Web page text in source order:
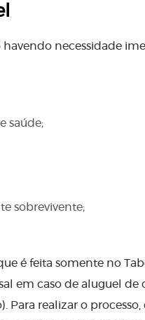
necessidade
saúde;
sobrevivente;
é feita somente no
em caso de aluguel de
Para realizar o